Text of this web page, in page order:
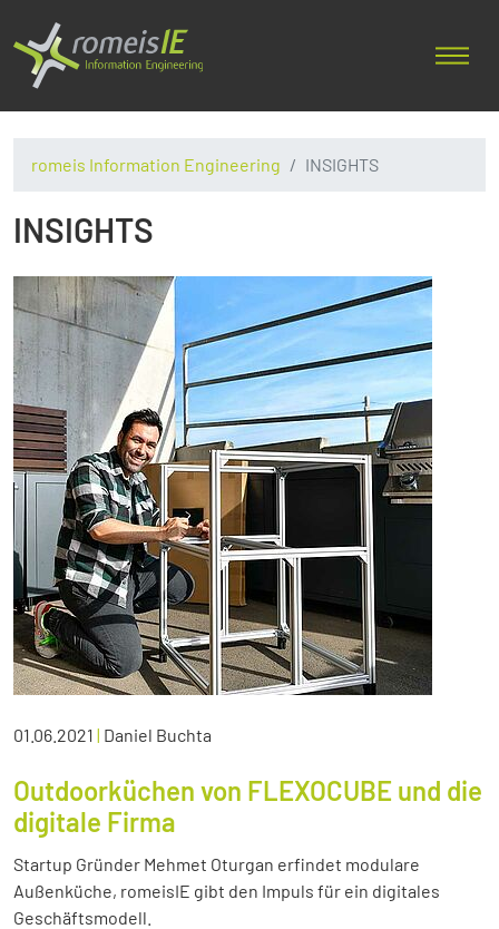
romeis Information Engineering INSIGHTS
INSIGHTS
01.06.2021 | Daniel Buchta
Outdoorküchen von FLEXOCUBE und die
digitale Firma
Startup Gründer Mehmet Oturgan erfindet modulare
Außenküche, romeisIE gibt den Impuls für ein digitales
Geschäftsmodell.